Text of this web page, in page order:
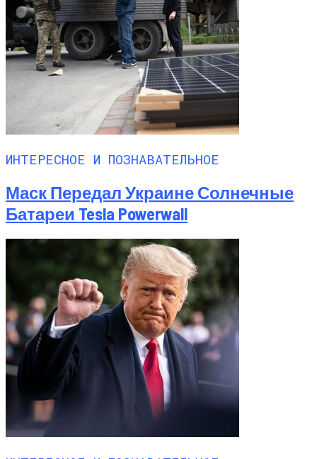
ИНТЕРЕСНОЕ И ПОЗНАВАТЕЛЬНОЕ
Маск Передал Украине Солнечные
Батареи Tesla Powerwall